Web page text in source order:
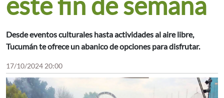
Desde eventos culturales hasta actividades al aire libre,
Tucumán te ofrece un abanico de opciones para disfrutar.
17/10/2024 20:00